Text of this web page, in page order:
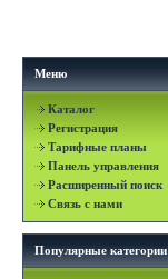
Меню
Каталог
Регистрация
Тарифные планы
Панель управления
Расширенный поиск
Связь с нами
Популярные категории